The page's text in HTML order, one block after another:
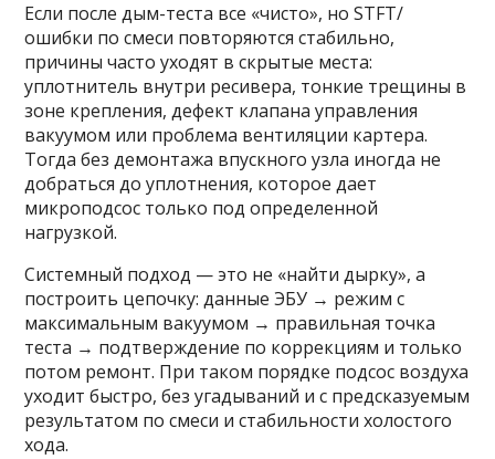
Если после дым-теста все «чисто», но STFT/
ошибки по смеси повторяются стабильно,
причины часто уходят в скрытые места:
уплотнитель внутри ресивера, тонкие трещины в
зоне крепления, дефект клапана управления
вакуумом или проблема вентиляции картера.
Тогда без демонтажа впускного узла иногда не
добраться до уплотнения, которое дает
микроподсос только под определенной
нагрузкой.
Системный подход — это не «найти дырку», а
построить цепочку: данные ЭБУ → режим с
максимальным вакуумом → правильная точка
теста → подтверждение по коррекциям и только
потом ремонт. При таком порядке подсос воздуха
уходит быстро, без угадываний и с предсказуемым
результатом по смеси и стабильности холостого
хода.